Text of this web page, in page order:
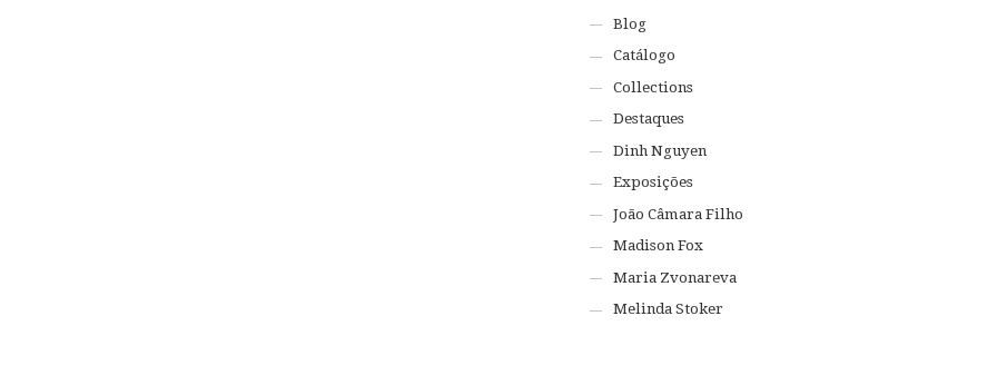
Blog
Catálogo
Collections
Destaques
Dinh Nguyen
Exposições
João Câmara Filho
Madison Fox
Maria Zvonareva
Melinda Stoker